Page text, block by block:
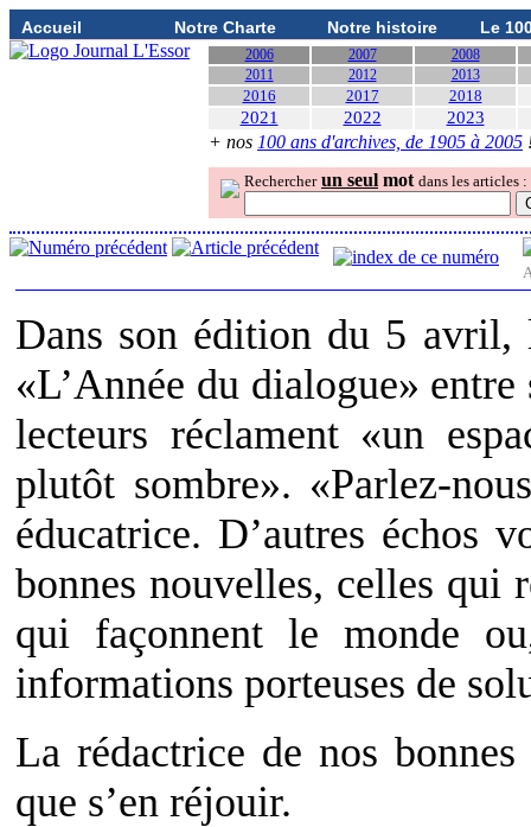
Accueil Notre Charte Notre histoire Le
2006 2007
2008
2011
2012 2013
2016 2017 2018
2021 2022 2023
+ nos 100 ans d'archives, de 1905 à 2005
Rechercher un seul mot dans les articles :
Dans son édition du 5
«L’Année du dialogue»
lecteurs réclament «un
plutôt sombre». «Parlez-
éducatrice. D’autres échos
bonnes nouvelles, celles qui
qui façonnent le monde
informations porteuses de
La rédactrice de nos
que s’en réjouir.